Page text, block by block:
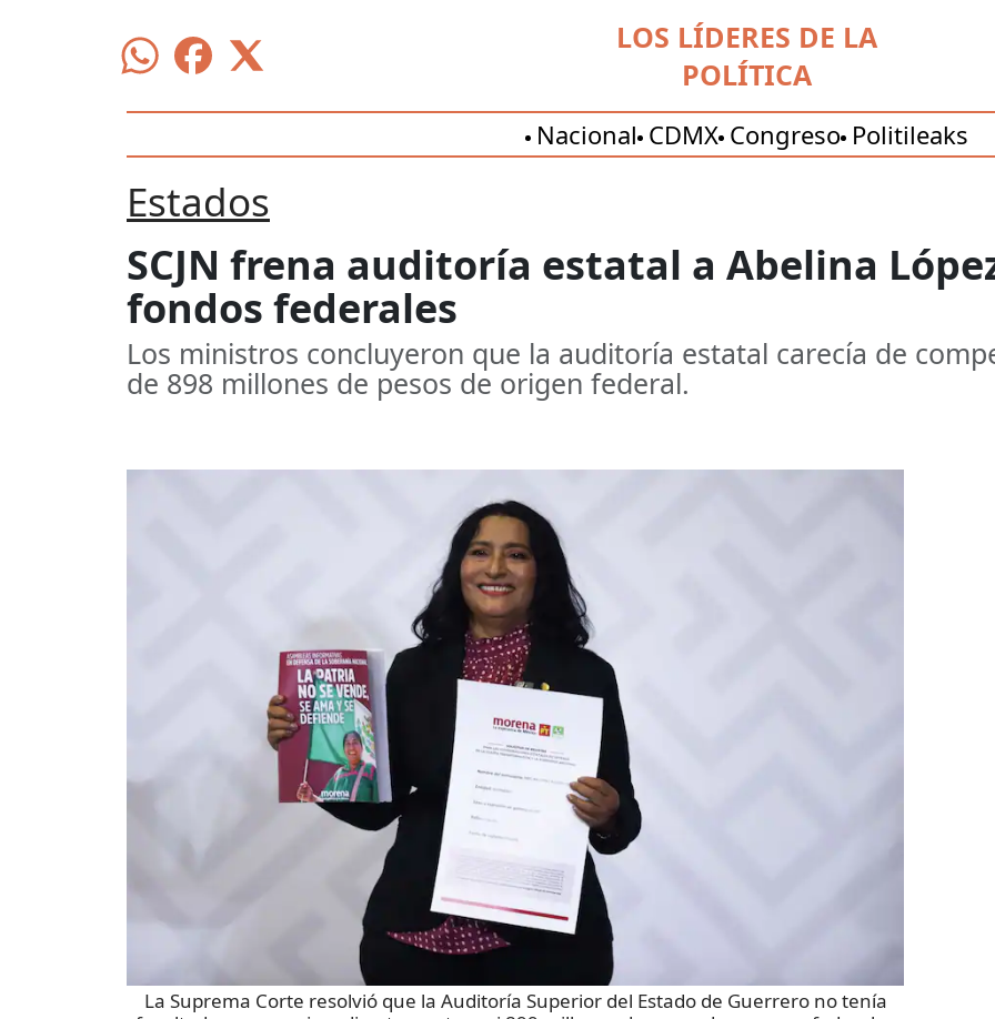
LOS LÍDERES DE LA
POLÍTICA
Nacional CDMX Congreso Politileaks
Estados
SCJN frena auditoría estatal a Abelina
fondos federales
Los ministros concluyeron que la auditoría estatal carecía de
de 898 millones de pesos de origen federal.
La Suprema Corte resolvió que la Auditoría Superior del Estado de Guerrero no tenía